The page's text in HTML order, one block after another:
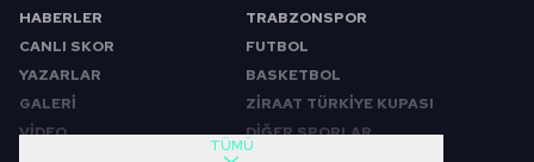
HABERLER
CANLI SKOR
YAZARLAR
GALERİ
VİDEO
TRABZONSPOR
FUTBOL
BASKETBOL
ZİRAAT TÜRKİYE KUPASI
DİĞER SPORLAR
TÜMÜ